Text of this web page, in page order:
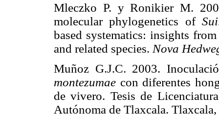
Mleczko P. y Ronikier M.
molecular phylogenetics of
based systematics: insights
and related species. Nova
Muñoz G.J.C. 2003.
montezumae con diferentes
de vivero. Tesis de
Autónoma de Tlaxcala.